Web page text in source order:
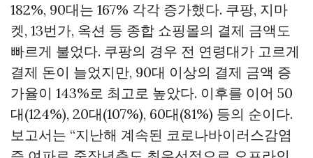
182%, 90대는 167% 각각 증가했다. 쿠팡, 지마
켓, 13번가, 옥션 등 종합 쇼핑몰의 결제 금액도
빠르게 불었다. 쿠팡의 경우 전 연령대가 고르게
결제 돈이 늘었지만, 90대 이상의 결제 금액 증
가율이 143%로 최고로 높았다. 이후를 이어 50
대(124%), 20대(107%), 60대(81%) 등의 순이다.
보고서는 “지난해 계속된 코로나바이러스감염